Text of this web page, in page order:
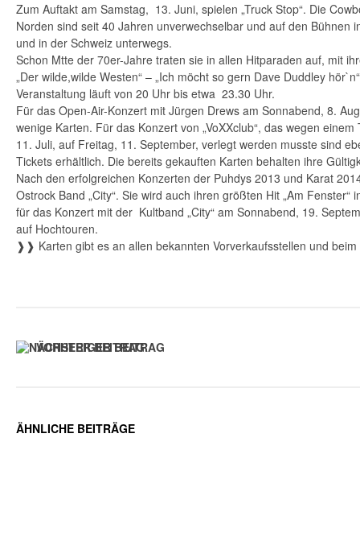
Zum Auftakt am Samstag, 13. Juni, spielen „Truck Stop“. Die
Norden sind seit 40 Jahren unverwechselbar und auf den Bühnen
und in der Schweiz unterwegs.
Schon Mtte der 70er-Jahre traten sie in allen Hitparaden auf, mit
„Der wilde,wilde Westen“ – „Ich möcht so gern Dave Duddley
Veranstaltung läuft von 20 Uhr bis etwa 23.30 Uhr.
Für das Open-Air-Konzert mit Jürgen Drews am Sonnabend, 8.
wenige Karten. Für das Konzert von „VoXXclub“, das wegen
11. Juli, auf Freitag, 11. September, verlegt werden musste sind
Tickets erhältlich. Die bereits gekauften Karten behalten ihre
Nach den erfolgreichen Konzerten der Puhdys 2013 und Karat
Ostrock Band „City“. Sie wird auch ihren größten Hit „Am Fenster“
für das Konzert mit der Kultband „City“ am Sonnabend, 19.
auf Hochtouren.
❱❱ Karten gibt es an allen bekannten Vorverkaufsstellen und beim
VORHERIGER BEITRAG
ÄHNLICHE BEITRÄGE